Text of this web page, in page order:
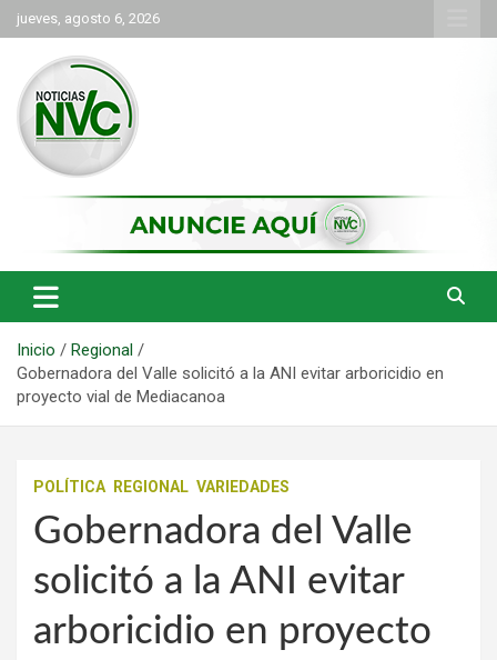
Saltar
al
contenido
jueves, agosto 6, 2026
NVC Noticias
Inicio
Regional
Gobernadora del Valle solicitó a la ANI evitar arboricidio en
proyecto vial de Mediacanoa
POLÍTICA REGIONAL VARIEDADES
Gobernadora del Valle
solicitó a la ANI evitar
arboricidio en proyecto